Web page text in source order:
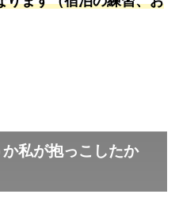
私が抱っこしたか